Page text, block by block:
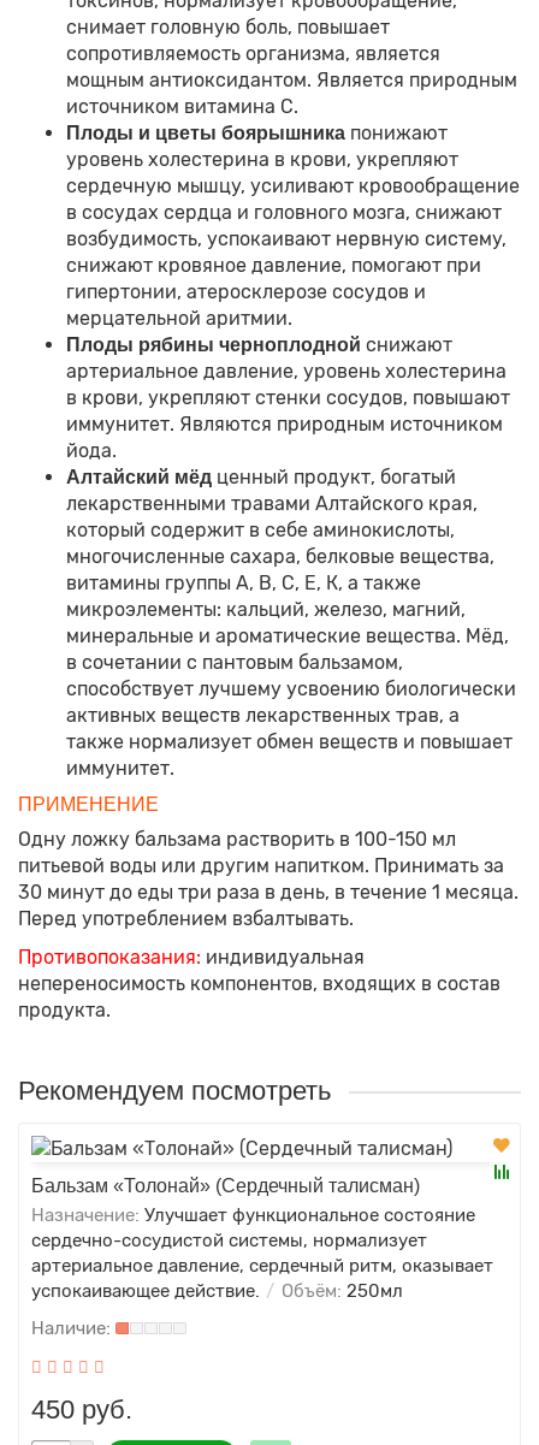
снимает головную боль, повышает
сопротивляемость организма, является
мощным антиоксидантом. Является природным
источником витамина С.
Плоды и цветы боярышника понижают
уровень холестерина в крови, укрепляют
сердечную мышцу, усиливают кровообращение
в сосудах сердца и головного мозга, снижают
возбудимость, успокаивают нервную систему,
снижают кровяное давление, помогают при
гипертонии, атеросклерозе сосудов и
мерцательной аритмии.
Плоды рябины черноплодной снижают
артериальное давление, уровень холестерина
в крови, укрепляют стенки сосудов, повышают
иммунитет. Являются природным источником
йода.
Алтайский мёд ценный продукт, богатый
лекарственными травами Алтайского края,
который содержит в себе аминокислоты,
многочисленные сахара, белковые вещества,
витамины группы А, В, С, Е, К, а также
микроэлементы: кальций, железо, магний,
минеральные и ароматические вещества. Мёд,
в сочетании с пантовым бальзамом,
способствует лучшему усвоению биологически
активных веществ лекарственных трав, а
также нормализует обмен веществ и повышает
иммунитет.
ПРИМЕНЕНИЕ
Одну ложку бальзама растворить в 100-150 мл
питьевой воды или другим напитком. Принимать за
30 минут до еды три раза в день, в течение 1 месяца.
Перед употреблением взбалтывать.
Противопоказания: индивидуальная
непереносимость компонентов, входящих в состав
продукта.
Рекомендуем посмотреть
Бальзам «Толонай» (Сердечный талисман)
Назначение: Улучшает функциональное состояние
сердечно-сосудистой системы, нормализует
артериальное давление, сердечный ритм, оказывает
успокаивающее действие.
Объём: 250мл
450 руб.